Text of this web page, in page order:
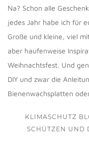
Na? Schon alle
jedes Jahr habe ich für
Große und kleine, viel
aber haufenweise
Weihnachtsfest. Und
DIY und zwar die
Bienenwachsplatten
KLIMASCHUTZ
SCHÜTZEN UND